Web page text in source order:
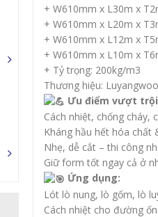
+ W610mm x L30m x
+ W610mm x L20m x
+ W610mm x L12m x
+ W610mm x L10m x
+ Tỷ trọng: 200kg/m3
Thương hiệu:
Ưu điểm vượt
Cách nhiệt, chống cháy,
Kháng hầu hết hóa chất
Nhẹ, dễ cắt – thi công
Giữ form tốt ngay cả ở
Ứng dụng:
Lót lò nung, lò gốm, lò
Cách nhiệt cho đường